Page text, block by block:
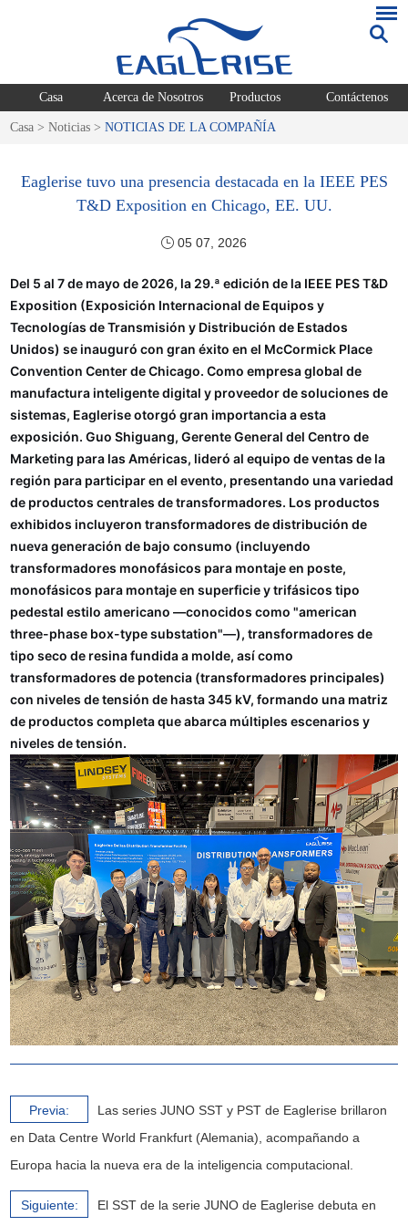
Casa Acerca de Nosotros Productos Contáctenos
Casa >Noticias >NOTICIAS DE LA COMPAÑÍA
Eaglerise tuvo una presencia destacada en la IEEE PES
T&D Exposition en Chicago, EE. UU.
05 07, 2026
Del 5 al 7 de mayo de 2026, la 29.ª edición de la IEEE PES T&D
Exposition (Exposición Internacional de Equipos y
Tecnologías de Transmisión y Distribución de Estados
Unidos) se inauguró con gran éxito en el McCormick Place
Convention Center de Chicago. Como empresa global de
manufactura inteligente digital y proveedor de soluciones de
sistemas, Eaglerise otorgó gran importancia a esta
exposición. Guo Shiguang, Gerente General del Centro de
Marketing para las Américas, lideró al equipo de ventas de la
región para participar en el evento, presentando una variedad
de productos centrales de transformadores. Los productos
exhibidos incluyeron transformadores de distribución de
nueva generación de bajo consumo (incluyendo
transformadores monofásicos para montaje en poste,
monofásicos para montaje en superficie y trifásicos tipo
pedestal estilo americano —conocidos como "american
three-phase box-type substation"—), transformadores de
tipo seco de resina fundida a molde, así como
transformadores de potencia (transformadores principales)
con niveles de tensión de hasta 345 kV, formando una matriz
de productos completa que abarca múltiples escenarios y
niveles de tensión.
Previa:
Las series JUNO SST y PST de Eaglerise brillaron
en Data Centre World Frankfurt (Alemania), acompañando a
Europa hacia la nueva era de la inteligencia computacional.
Siguiente:
El SST de la serie JUNO de Eaglerise debuta en